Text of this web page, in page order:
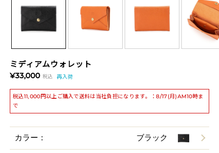
ミディアムウォレット
¥33,000 税込 再入荷
税込11,000円以上ご購入で送料は当社負担になります。：8/17(月)AM10時ま
で
カラー： ブラック